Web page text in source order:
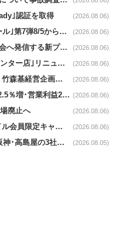
｣認証を取得 (2026.08.06)
島忠news｜家計応援企画｢爆安挑戦セール｣第7弾8/5から開催 (2026.08.06)
ファミマnews｜こども食堂の｢今｣を社会へ発信する新プロジェクト始動 (2026.08.06)
OICグループnews｜8/16｢ロピア港北インター店｣リニューアル/食品売場拡大 (2026.08.06)
コスモス薬品news｜8/28付け役員人事､竹森基経営企画部長が昇格 (2026.08.06)
デリシアnews｜第1Q営業収益195億円2.5％増･営業利益27.8%減 (2026.08.06)
廃止へ (2026.08.06)
ノジマnews｜67周年｢大創業祭｣/モバイル会員限定キャンペーン実施 (2026.08.06)
7月百貨店売上速報｜三越伊勢丹･阪急阪神･高島屋の3社は増収 (2026.08.05)